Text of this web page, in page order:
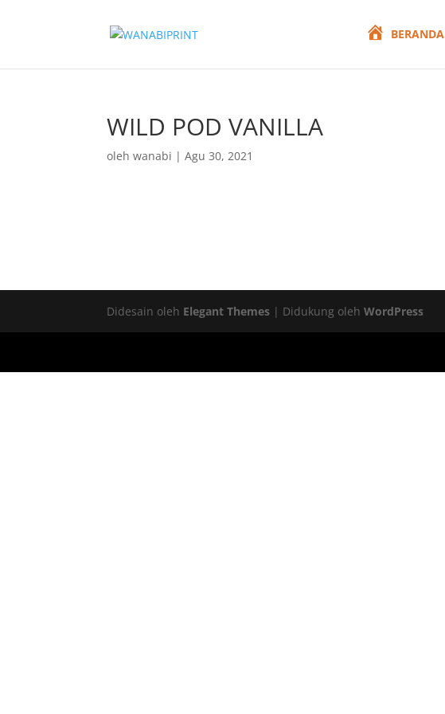
BERANDA
WILD POD VANILLA
olehwanabi |Agu 30, 2021
Didesain oleh Elegant Themes | Didukung olehWordPress